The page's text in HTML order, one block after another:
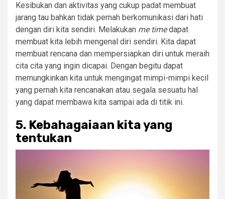
Kesibukan dan aktivitas yang cukup padat membuat
jarang tau bahkan tidak pernah berkomunikasi dari hati
dengan diri kita sendiri. Melakukan me timedapat
membuat kita lebih mengenal diri sendiri. Kita dapat
membuat rencana dan mempersiapkan diri untuk meraih
cita cita yang ingin dicapai. Dengan begitu dapat
memungkinkan kita untuk mengingat mimpi-mimpi kecil
yang pernah kita rencanakan atau segala sesuatu hal
yang dapat membawa kita sampai ada di titik ini.
5. Kebahagaiaan kita yang
tentukan